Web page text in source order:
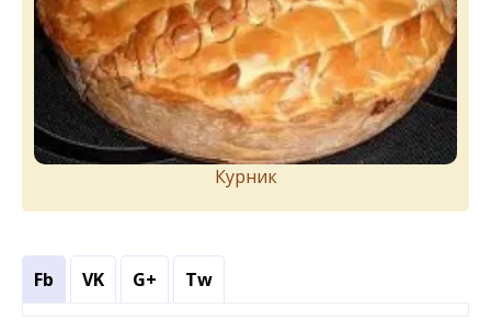
Курник
Fb VK G+ Tw